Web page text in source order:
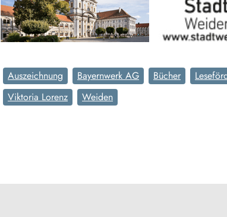
Auszeichnung Bayernwerk AG Bücher
Viktoria Lorenz
Weiden